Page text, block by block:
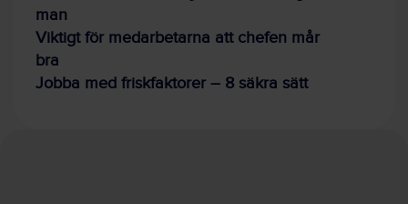
man
Viktigt för medarbetarna att chefen mår
bra
Jobba med friskfaktorer – 8 säkra sätt